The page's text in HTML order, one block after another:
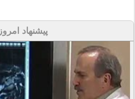
پیشنهاد امروز